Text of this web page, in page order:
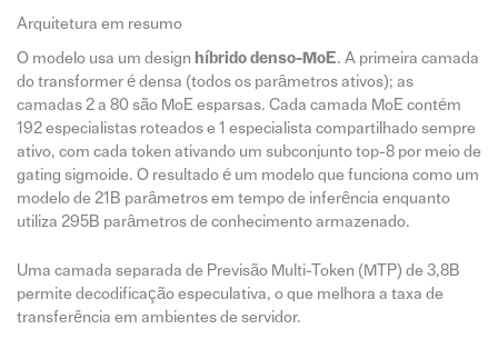
Arquitetura em resumo
O modelo usa um design híbrido denso-MoE. A primeira camada
do transformer é densa (todos os parâmetros ativos); as
camadas 2 a 80 são MoE esparsas. Cada camada MoE contém
192 especialistas roteados e 1 especialista compartilhado sempre
ativo, com cada token ativando um subconjunto top-8 por meio de
gating sigmoide. O resultado é um modelo que funciona como um
modelo de 21B parâmetros em tempo de inferência enquanto
utiliza 295B parâmetros de conhecimento armazenado.
Uma camada separada de Previsão Multi-Token (MTP) de 3,8B
permite decodificação especulativa, o que melhora a taxa de
transferência em ambientes de servidor.